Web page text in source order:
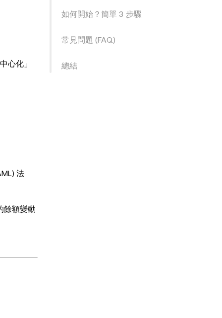
心化」
法
餘額變動
如何開始？簡單 3 步驟
常見問題 (FAQ)
總結